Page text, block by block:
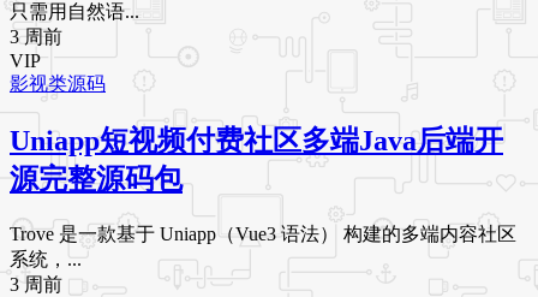
只需用自然语...
3 周前
VIP
影视类源码
Uniapp短视频付费社区多端Java后端开
源完整源码包
Trove 是一款基于 Uniapp（Vue3 语法） 构建的多端内容社区
系统，...
3 周前